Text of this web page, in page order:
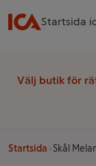
Startsida
Välj butik för
Startsida Skål